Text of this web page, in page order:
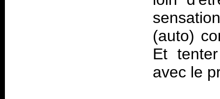
(auto)
Et
avec le